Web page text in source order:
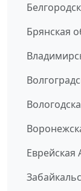
Брянская
Еврейская